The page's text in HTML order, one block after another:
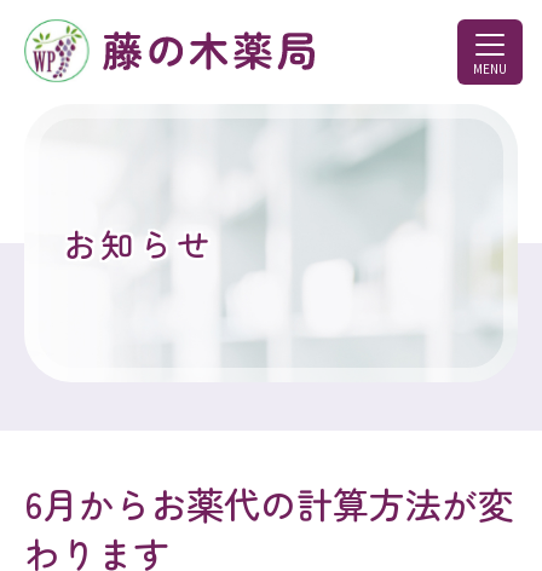
MENU
お知らせ
6月からお薬代の計算方法が変
わります